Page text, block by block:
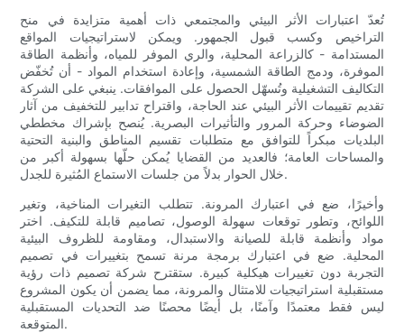
تُعدّ اعتبارات الأثر البيئي والمجتمعي ذات أهمية متزايدة في منح
التراخيص وكسب قبول الجمهور. ويمكن لاستراتيجيات المواقع
المستدامة - كالزراعة المحلية، والري الموفر للمياه، وأنظمة الطاقة
الموفرة، ودمج الطاقة الشمسية، وإعادة استخدام المواد - أن تُخفّض
التكاليف التشغيلية وتُسهّل الحصول على الموافقات. ينبغي على الشركة
تقديم تقييمات الأثر البيئي عند الحاجة، واقتراح تدابير للتخفيف من آثار
الضوضاء وحركة المرور والتأثيرات البصرية. يُنصح بإشراك مخططي
البلديات مبكراً للتوافق مع متطلبات تقسيم المناطق والبنية التحتية
والمساحات العامة؛ فالعديد من القضايا يُمكن حلّها بسهولة أكبر من
خلال الحوار بدلاً من جلسات الاستماع المُثيرة للجدل.
وأخيرًا، ضع في اعتبارك المرونة. تتطلب التغيرات المناخية، وتغير
اللوائح، وتطور توقعات سهولة الوصول، تصاميم قابلة للتكيف. اختر
مواد وأنظمة قابلة للصيانة والاستبدال، ومقاومة للظروف البيئية
المحلية. ضع في اعتبارك برمجة مرنة تسمح بتغييرات في تصميم
التجربة دون تغييرات هيكلية كبيرة. ستقترح شركة تصميم ذات رؤية
مستقبلية استراتيجيات للامتثال والمرونة، مما يضمن أن يكون المشروع
ليس فقط معتمدًا وآمنًا، بل أيضًا محصنًا ضد التحديات المستقبلية
المتوقعة.